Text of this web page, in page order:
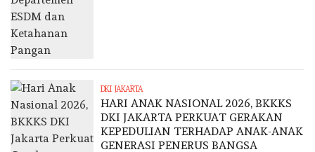
DKI JAKARTA
HARI ANAK NASIONAL 2026, BKKKS
DKI JAKARTA PERKUAT GERAKAN
KEPEDULIAN TERHADAP ANAK-ANAK
GENERASI PENERUS BANGSA